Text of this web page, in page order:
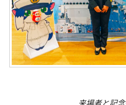
来場者と記